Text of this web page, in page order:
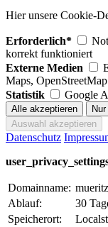
Hier unsere Cookie-
Erforderlich*
korrekt funktioniert
Externe Medien
Maps,
Statistik
Google
Datenschutz
Domainname:
Ablauf:
30
Speicherort: